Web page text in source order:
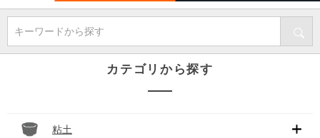
キーワードから探す
カテゴリから探す
粘土